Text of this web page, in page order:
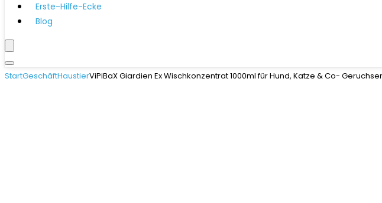
Erste-Hilfe-Ecke
Blog
StartGeschäftHaustierViPiBaX Giardien Ex Wischkonzentrat 1000ml für Hund, Katze & Co-